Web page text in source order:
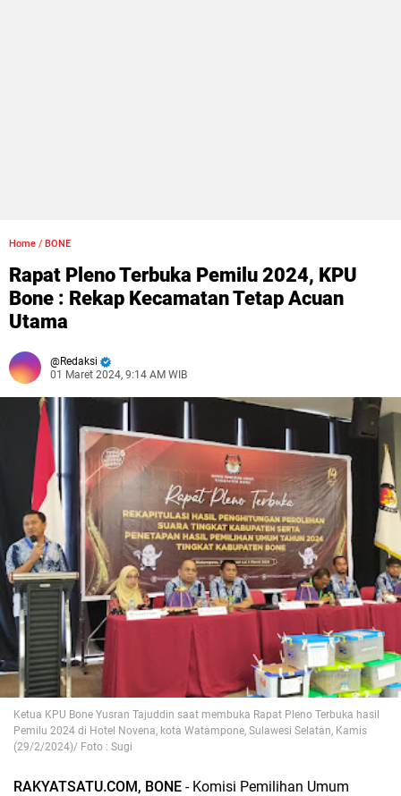
Home / BONE
Rapat Pleno Terbuka Pemilu 2024, KPU
Bone : Rekap Kecamatan Tetap Acuan
Utama
Redaksi
01 Maret 2024, 9:14 AM WIB
Ketua KPU Bone Yusran Tajuddin saat membuka Rapat Pleno Terbuka hasil
Pemilu 2024 di Hotel Novena, kota Watampone, Sulawesi Selatan, Kamis
(29/2/2024)/ Foto : Sugi
RAKYATSATU.COM, BONE - Komisi Pemilihan Umum